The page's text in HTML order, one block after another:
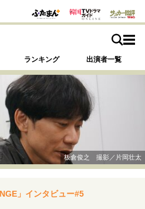
ランキング 出演者一覧
す
断の裏側
挫折からの再起
板倉俊之 撮影／片岡壮太
」インタビュー#5